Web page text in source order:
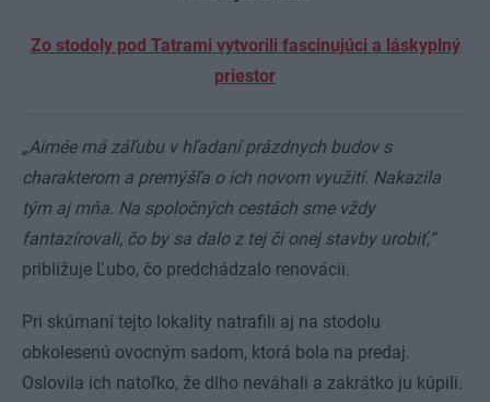
Zo stodoly pod Tatrami vytvorili fascinujúci a láskyplný
priestor
„Aimée má záľubu v hľadaní prázdnych budov s
charakterom a premýšľa o ich novom využití. Nakazila
tým aj mňa. Na spoločných cestách sme vždy
fantazírovali, čo by sa dalo z tej či onej stavby urobiť,“
približuje Ľubo, čo predchádzalo renovácii.
Pri skúmaní tejto lokality natrafili aj na stodolu
obkolesenú ovocným sadom, ktorá bola na predaj.
Oslovila ich natoľko, že dlho neváhali a zakrátko ju kúpili.